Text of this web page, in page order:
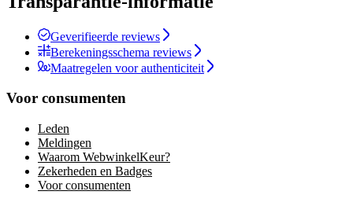
Geverifieerde reviews
Berekeningsschema reviews
Maatregelen voor authenticiteit
Voor consumenten
Leden
Meldingen
Waarom WebwinkelKeur?
Zekerheden en Badges
Voor consumenten